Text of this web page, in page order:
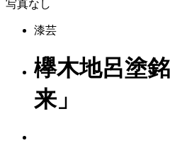
写真なし
漆芸
欅木地呂塗
来」